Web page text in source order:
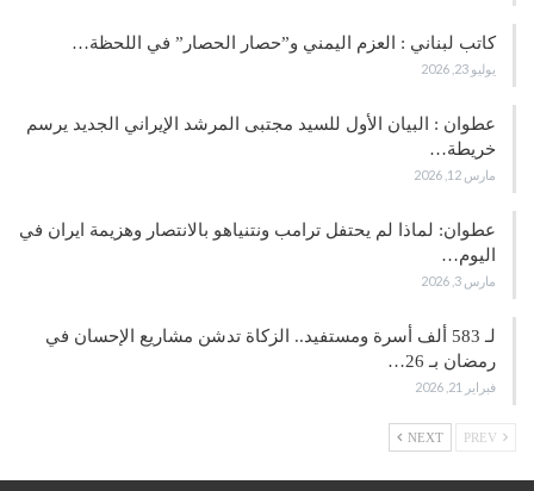
كاتب لبناني : العزم اليمني و”حصار الحصار” في اللحظة…
يوليو 23, 2026
عطوان : البيان الأول للسيد مجتبى المرشد الإيراني الجديد يرسم
خريطة…
مارس 12, 2026
عطوان: لماذا لم يحتفل ترامب ونتنياهو بالانتصار وهزيمة ايران في
اليوم…
مارس 3, 2026
لـ 583 ألف أسرة ومستفيد.. الزكاة تدشن مشاريع الإحسان في
رمضان بـ 26…
فبراير 21, 2026
NEXT